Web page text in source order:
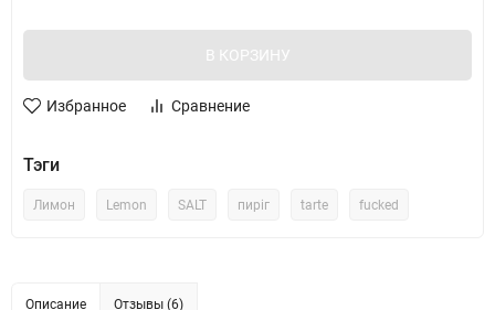
В КОРЗИНУ
Избранное Сравнение
Тэги
Лимон Lemon SALT пиріг tarte fucked
Описание Отзывы (6)